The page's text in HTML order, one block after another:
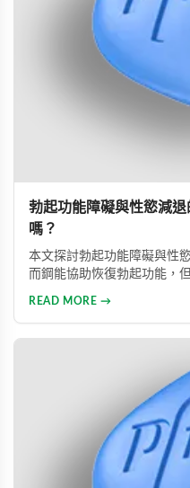
勃起功能障礙與性慾減
嗎？
本文探討勃起功能障礙與性
而鋼能協助恢復勃起功能，
READ MORE →